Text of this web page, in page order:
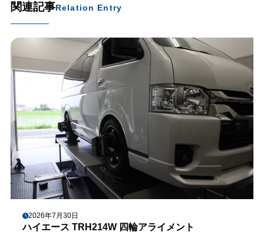
関連記事Relation Entry
2026年7月30日
ハイエース TRH214W 四輪アライメント